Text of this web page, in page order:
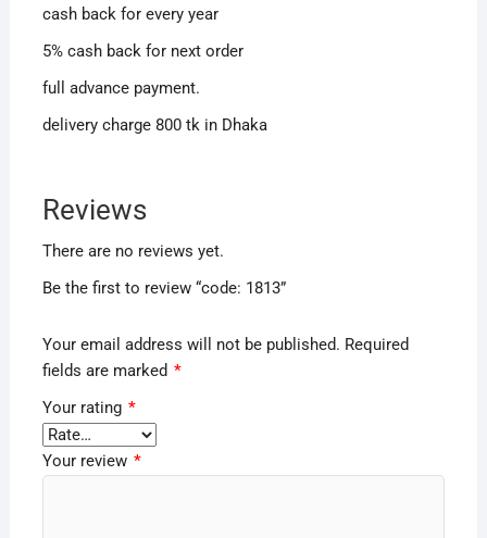
cash back for every year
5% cash back for next order
full advance payment.
delivery charge 800 tk in Dhaka
Reviews
There are no reviews yet.
Be the first to review “code: 1813”
Your email address will not be published. Required
fields are marked *
Your rating *
Your review *